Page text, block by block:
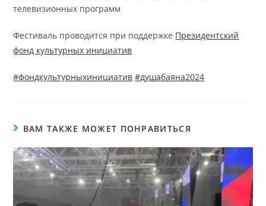
телевизионных программ
Фестиваль проводится при поддержке Президентский
фонд культурных инициатив
#фондкультурныхинициатив #душабаяна2024
ВАМ ТАКЖЕ МОЖЕТ ПОНРАВИТЬСЯ